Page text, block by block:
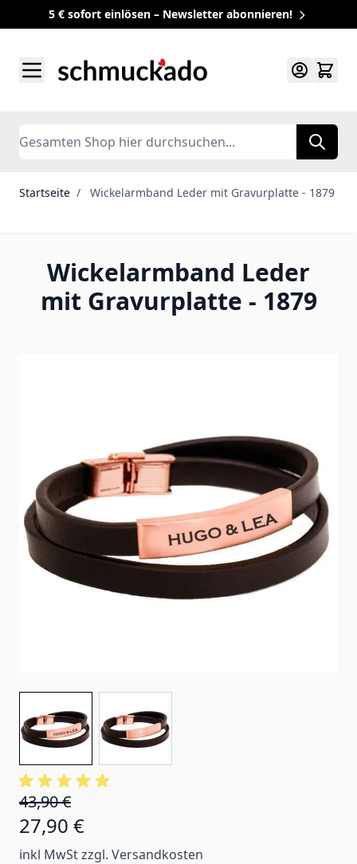
5 € sofort einlösen – Newsletter abonnieren!
Search
Startseite / Wickelarmband Leder mit Gravurplatte - 1879
Wickelarmband Leder
mit Gravurplatte - 1879
43,90 €
27,90 €
inkl MwSt zzgl. Versandkosten